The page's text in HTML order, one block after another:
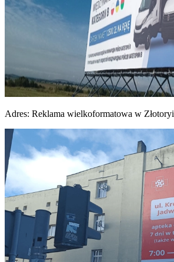
Adres: Reklama wielkoformatowa w Złotoryi